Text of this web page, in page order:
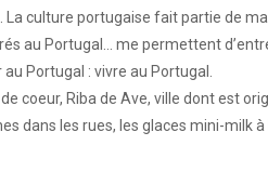
culture portugaise fait partie de
au Portugal… me permettent
Portugal : vivre au Portugal.⁠
coeur, Riba de Ave, ville dont est
dans les rues, les glaces mini-milk